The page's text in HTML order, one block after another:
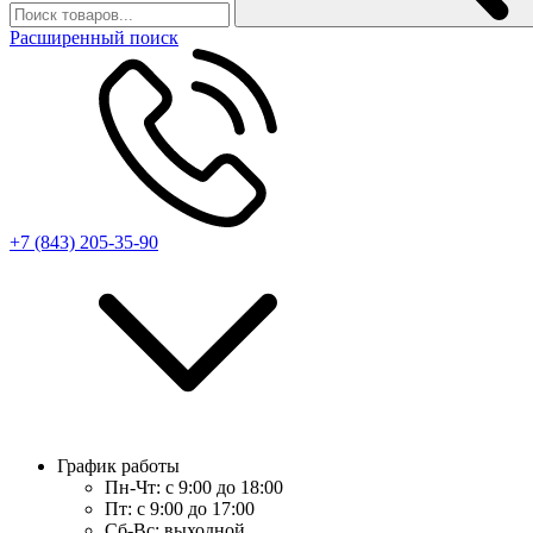
Расширенный поиск
+7 (843) 205-35-90
График работы
Пн-Чт: с 9:00 до 18:00
Пт: с 9:00 до 17:00